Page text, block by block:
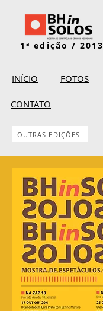
1ª edição / 2013
INÍCIO FOTOS
CONTATO
OUTRAS EDIÇÕES